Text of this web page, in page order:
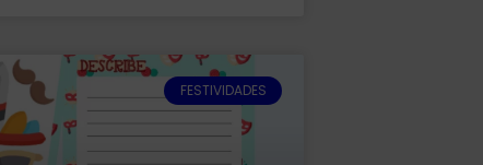
FESTIVIDADES